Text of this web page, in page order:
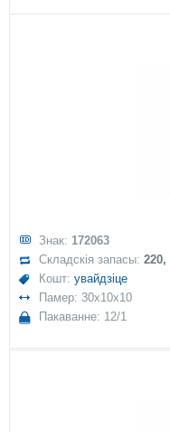
Знак: 172063
Складскія запасы:220,
Кошт:увайдзіце
Памер: 30x10x10
Пакаванне: 12/1